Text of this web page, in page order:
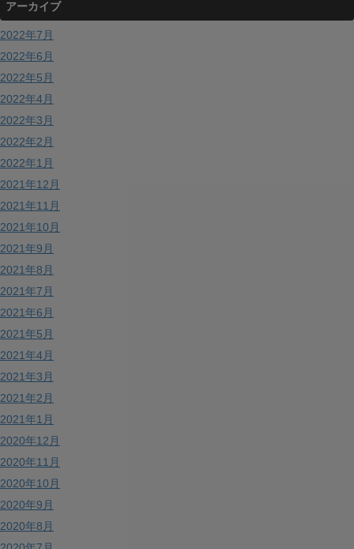
アーカイブ
2022年7月
2022年6月
2022年5月
2022年4月
2022年3月
2022年2月
2022年1月
2021年12月
2021年11月
2021年10月
2021年9月
2021年8月
2021年7月
2021年6月
2021年5月
2021年4月
2021年3月
2021年2月
2021年1月
2020年12月
2020年11月
2020年10月
2020年9月
2020年8月